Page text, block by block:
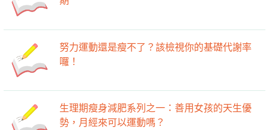
努力運動還是瘦不了？該檢視你的基礎代謝率
囉！
生理期瘦身減肥系列之一：善用女孩的天生優
勢，月經來可以運動嗎？